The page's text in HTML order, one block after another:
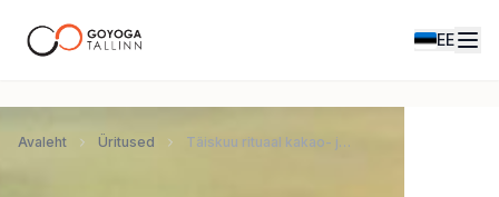
EE
Avaleht Üritused Täiskuu rituaal kakao- ja gongirännakuga